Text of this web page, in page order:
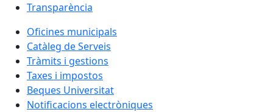
Transparència
Oficines municipals
Catàleg de Serveis
Tràmits i gestions
Taxes i impostos
Beques Universitat
Notificacions electròniques